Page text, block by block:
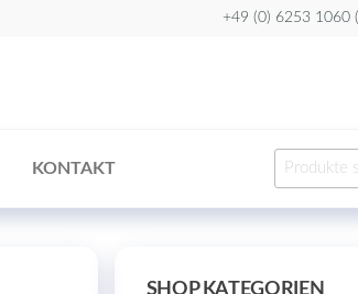
+49 (0) 6253 1060
KONTAKT
Suchen
nach:
SHOP KATEGORIEN